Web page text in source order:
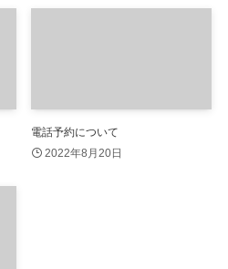
電話予約について
2022年8月20日